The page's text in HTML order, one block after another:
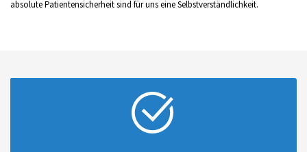
absolute Patientensicherheit sind für uns eine Selbstverständlichkeit.